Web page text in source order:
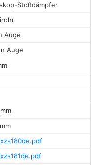
Stoßdämpfer
Auge
Auge